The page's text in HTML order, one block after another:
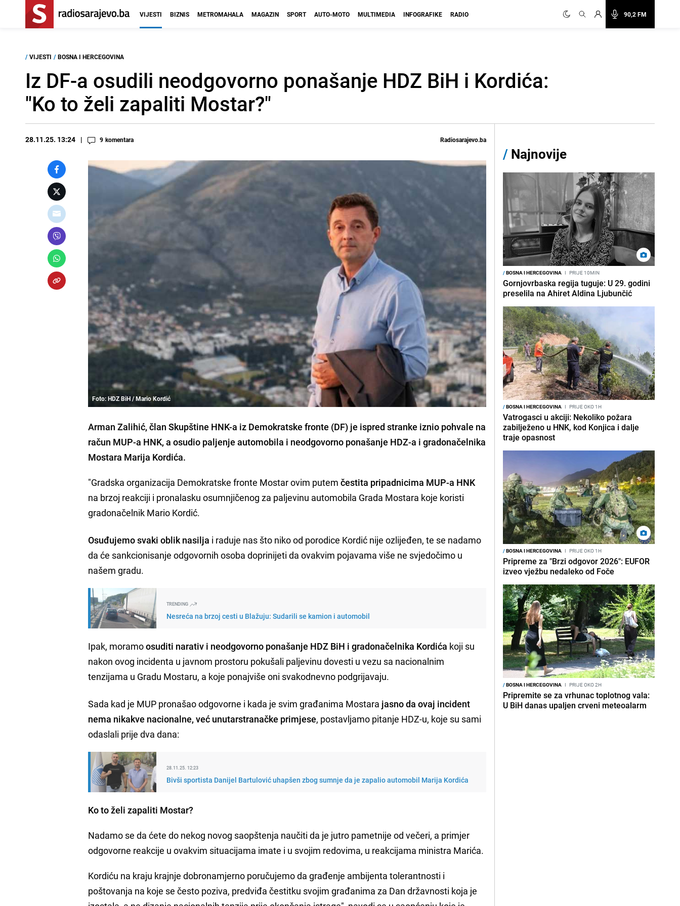
90,2 FM
VIJESTI BIZNIS METROMAHALA MAGAZIN SPORT AUTO-MOTO MULTIMEDIA INFOGRAFIKE RADIO
/ VIJESTI / BOSNA I HERCEGOVINA
Iz DF-a osudili neodgovorno ponašanje HDZ BiH i Kordića:
"Ko to želi zapaliti Mostar?"
28.11.25. 13:24 9 komentara Radiosarajevo.ba
Foto: HDZ BiH / Mario Kordić
Arman Zalihić, član Skupštine HNK-a iz Demokratske fronte (DF) je ispred stranke iznio pohvale na
račun MUP-a HNK, a osudio paljenje automobila i neodgovorno ponašanje HDZ-a i gradonačelnika
Mostara Marija Kordića.
"Gradska organizacija Demokratske fronte Mostar ovim putemčestita pripadnicima MUP-a HNK
na brzoj reakciji i pronalasku osumnjičenog za paljevinu automobila Grada Mostara koje koristi
gradonačelnik Mario Kordić.
Osuđujemo svaki oblik nasilja i raduje nas što niko od porodice Kordić nije ozlijeđen, te se nadamo
da će sankcionisanje odgovornih osoba doprinijeti da ovakvim pojavama više ne svjedočimo u
našem gradu.
TRENDING
Nesreća na brzoj cesti u Blažuju: Sudarili se kamion i automobil
Ipak, moramoosuditi narativ i neodgovorno ponašanje HDZ BiH i gradonačelnika Kordića koji su
nakon ovog incidenta u javnom prostoru pokušali paljevinu dovesti u vezu sa nacionalnim
tenzijama u Gradu Mostaru, a koje ponajviše oni svakodnevno podgrijavaju.
Sada kad je MUP pronašao odgovorne i kada je svim građanima Mostara jasno da ovaj incident
nema nikakve nacionalne, već unutarstranačke primjese, postavljamo pitanje HDZ-u, koje su sami
odaslali prije dva dana:
28.11.25. 12:23
Bivši sportista Danijel Bartulović uhapšen zbog sumnje da je zapalio automobil Marija Kordića
Ko to želi zapaliti Mostar?
Nadamo se da ćete do nekog novog saopštenja naučiti da je jutro pametnije od večeri, a primjer
odgovorne reakcije u ovakvim situacijama imate i u svojim redovima, u reakcijama ministra Marića.
Kordiću na kraju krajnje dobronamjerno poručujemo da građenje ambijenta tolerantnosti i
poštovanja na koje se često poziva, predviđa čestitku svojim građanima za Dan državnosti koja je
/ Najnovije
/BOSNA I HERCEGOVINA I PRIJE 10MIN
Gornjovrbaska regija tuguje: U 29. godini
preselila na Ahiret Aldina Ljubunčić
/BOSNA I HERCEGOVINA I PRIJE OKO 1H
Vatrogasci u akciji: Nekoliko požara
zabilježeno u HNK, kod Konjica i dalje
traje opasnost
/BOSNA I HERCEGOVINA I PRIJE OKO 1H
Pripreme za "Brzi odgovor 2026": EUFOR
izveo vježbu nedaleko od Foče
/BOSNA I HERCEGOVINA I PRIJE OKO 2H
Pripremite se za vrhunac toplotnog vala:
U BiH danas upaljen crveni meteoalarm